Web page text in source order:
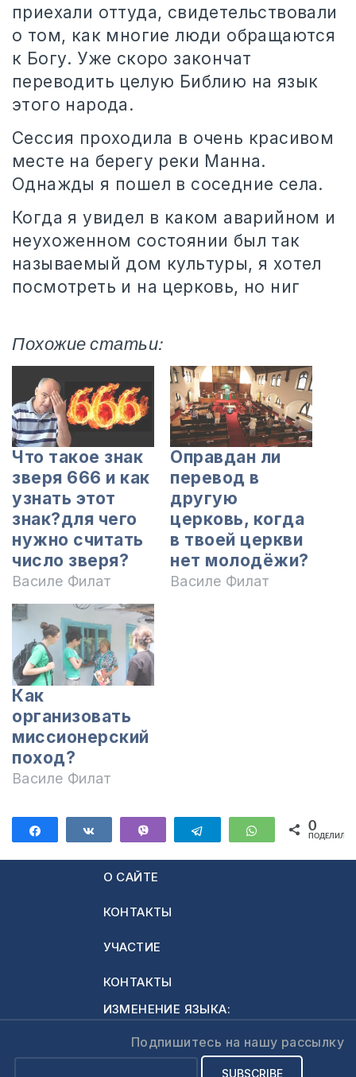
приехали оттуда, свидетельствовали
о том, как многие люди обращаются
к Богу. Уже скоро закончат
переводить целую Библию на язык
этого народа.
Сессия проходила в очень красивом
месте на берегу реки Манна.
Однажды я пошел в соседние села.
Когда я увидел в каком аварийном и
неухоженном состоянии был так
называемый дом культуры, я хотел
посмотреть и на церковь, но ниг
Похожие статьи:
Что такое знак
зверя 666 и как
узнать этот
знак?для чего
нужно считать
число зверя?
Василе Филат
Оправдан ли
перевод в
другую
церковь, когда
в твоей церкви
нет молодёжи?
Василе Филат
Как
организовать
миссионерский
поход?
Василе Филат
ПоделитьсяПоделиться Telegram WhatsApp
0
О САЙТЕ
КОНТАКТЫ
УЧАСТИЕ
КОНТАКТЫ
ИЗМЕНЕНИЕ ЯЗЫКА:
Подпишитесь на нашу рассылку